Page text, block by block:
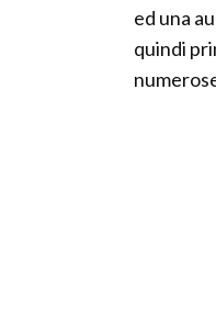
ed una
quindi